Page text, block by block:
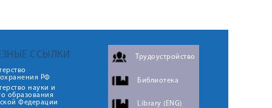
ССЫЛКИ
РФ
науки и
образования
Федерации
Трудоустройство
Библиотека
Library (ENG)